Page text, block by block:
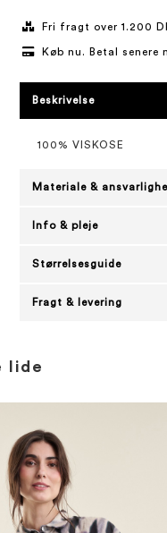
Fri fragt over 1.200
Køb nu. Betal senere
Beskrivelse
100% VISKOSE
Materiale &
Info & pleje
Størrelsesguide
Fragt & levering
lide